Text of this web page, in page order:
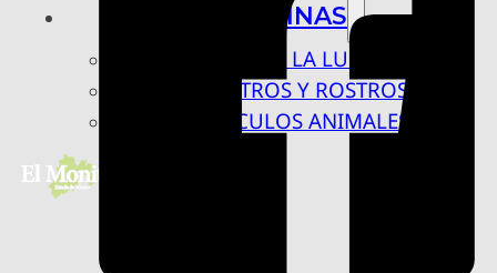
COLUMNAS
BAJO LA LUPA
RASTROS Y ROSTROS
VÍNCULOS ANIMALES